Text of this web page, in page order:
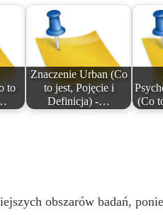
o
to
Znaczenie Urban (Co
to jest, Pojęcie i
Definicja) -…
(Co
obszarów badań,